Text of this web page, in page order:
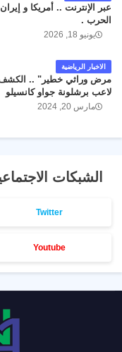
عبر الإنترنت .. أمريكا و
الحرب .
يونيو 18, 2026
الاخبار الرياضية
مرض وراثي خطير" ..
لاعب برشلونة جواو كانسيلو
مارس 20, 2024
الشبكات
Twitter
Youtube